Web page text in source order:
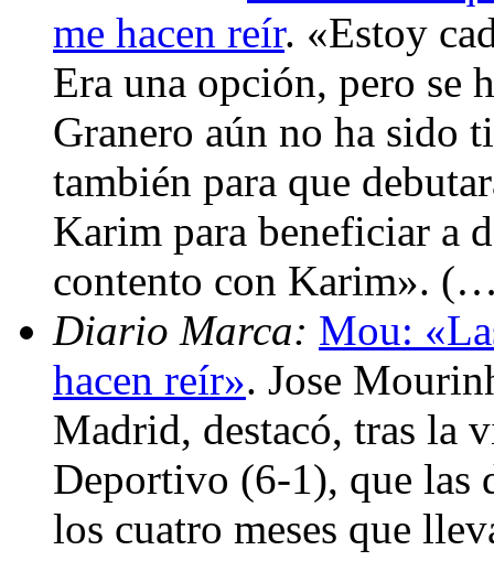
me hacen reír. «Estoy
Era una opción, pero se
Granero aún no ha sido
también para que
Karim para beneficiar a
contento con Karim».
Diario Marca: Mou:
hacen reír». Jose
Madrid, destacó, tras la
Deportivo (6-1), que las
los cuatro meses que